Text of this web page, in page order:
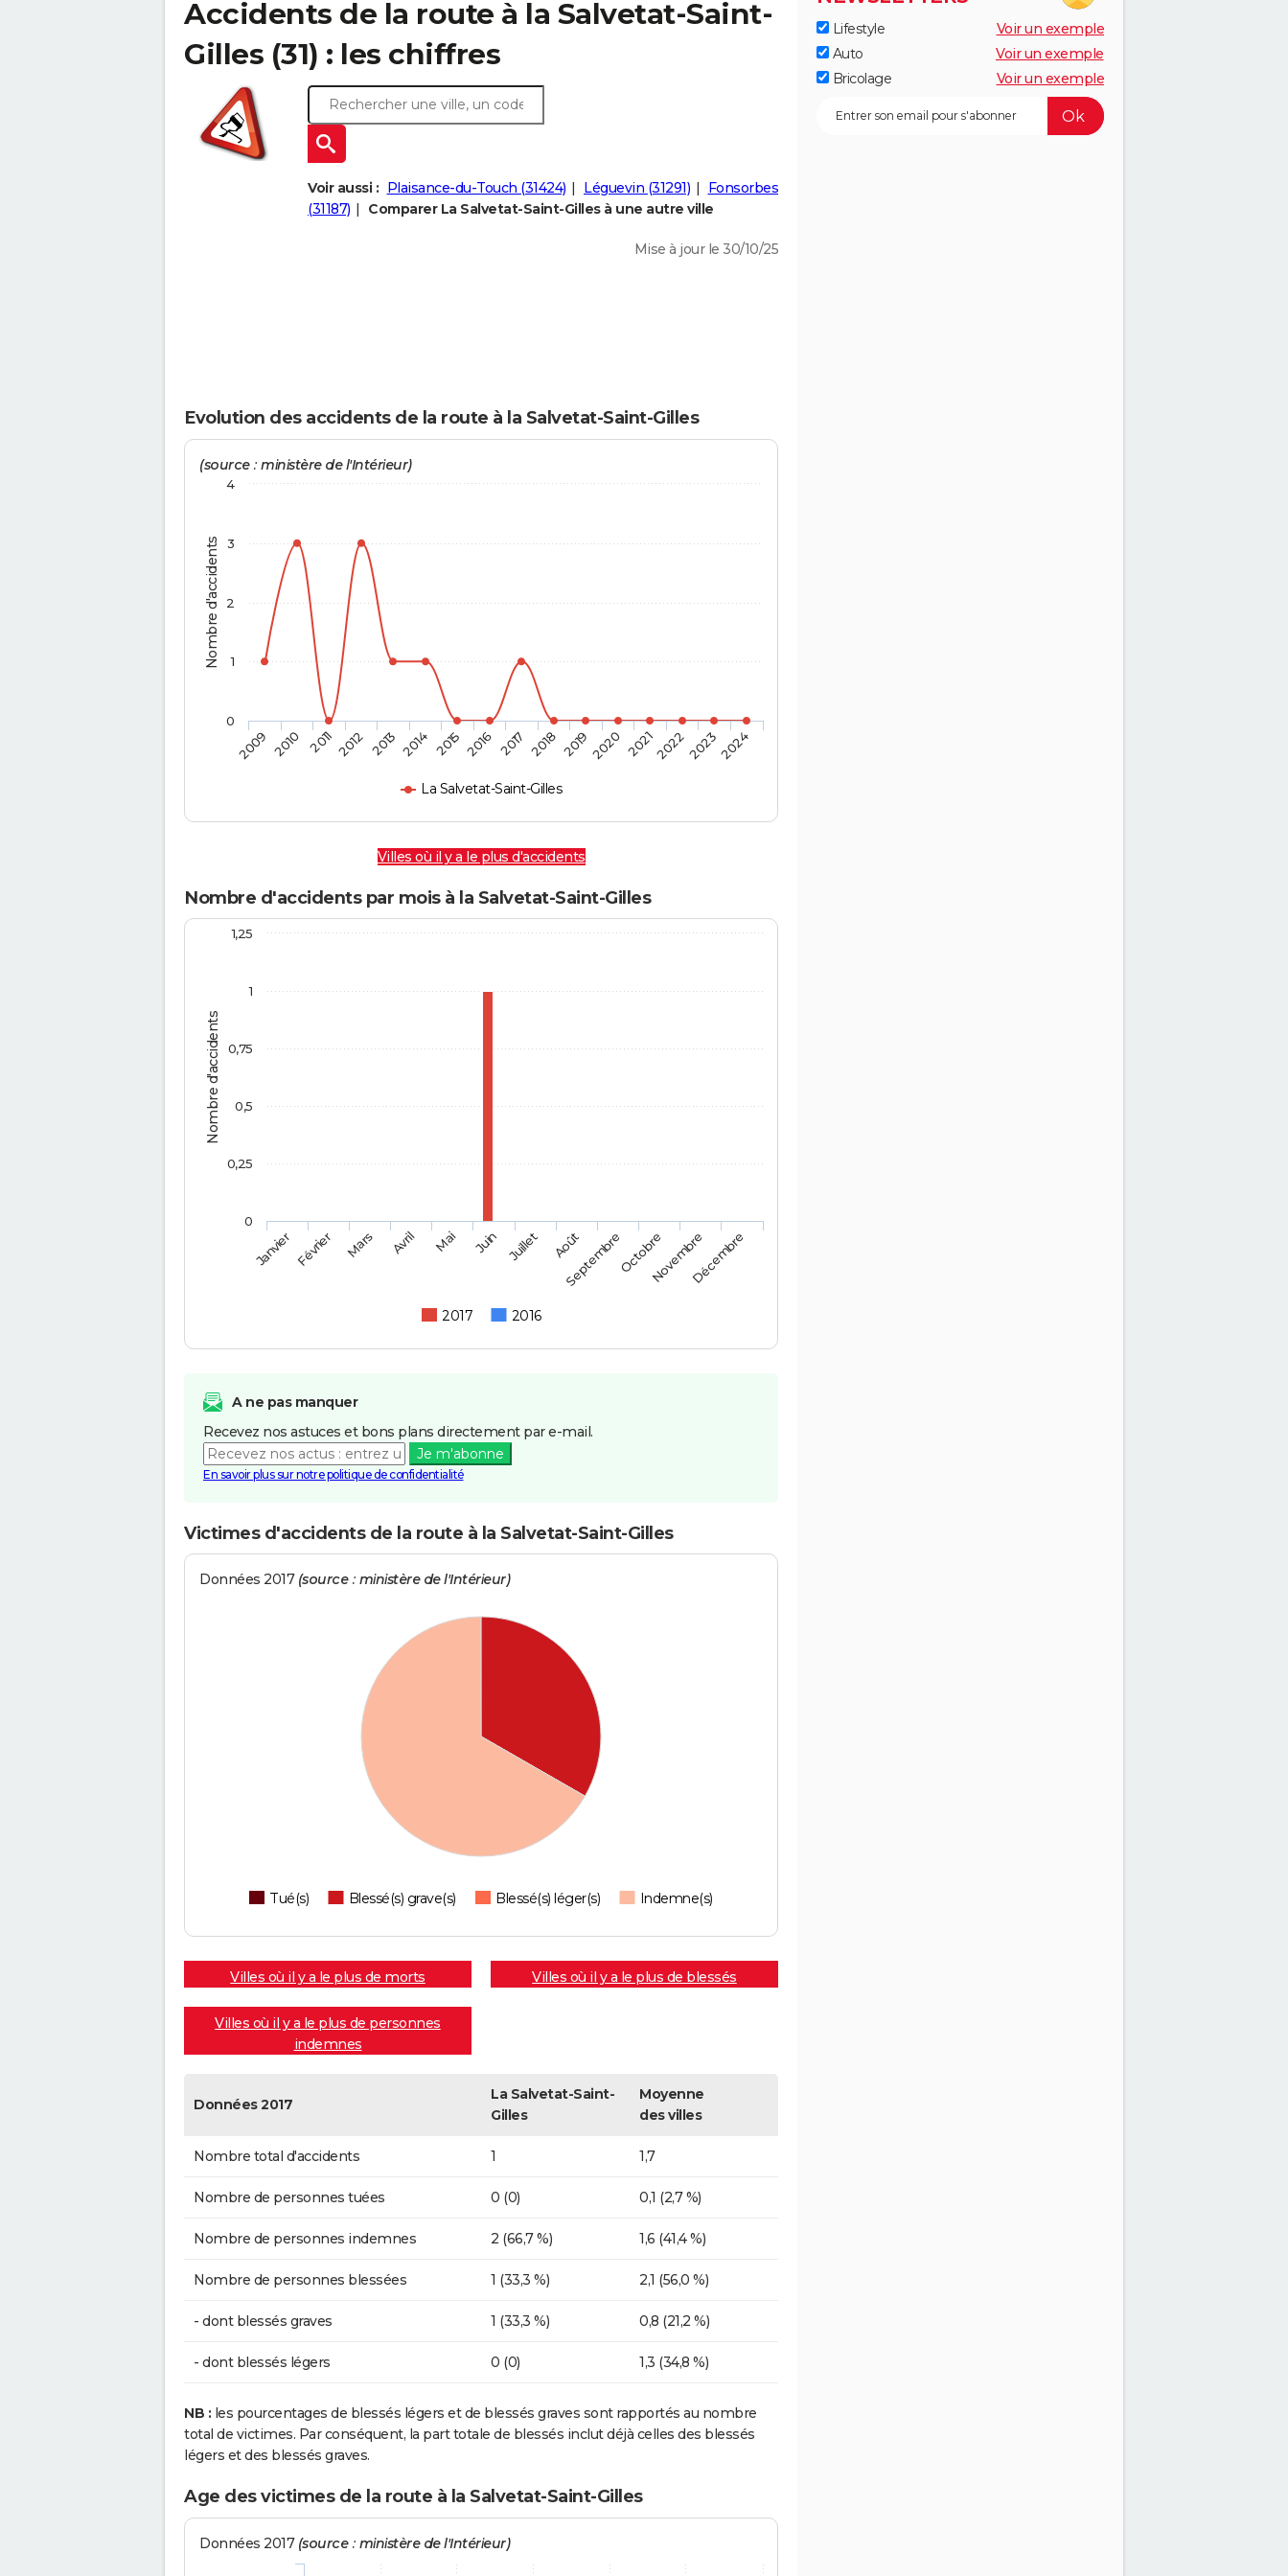
Accidents de la route à la Salvetat-Saint-
Gilles (31) : les chiffres
Voir aussi : Plaisance-du-Touch (31424) Léguevin (31291)
Fonsorbes
(31187)
Comparer La Salvetat-Saint-Gilles à une autre ville
Mise à jour le 30/10/25
Evolution des accidents de la route à la Salvetat-Saint-Gilles
Nombre d'accidents
(source : ministère de l'Intérieur)
La Salvetat-Saint-Gilles
2009 2010 2011 2012 2013 2014 2015 2016 2017 2018 20192020 2021202220232024
0
1
2
3
4
Villes où il y a le plus d'accidents
Nombre d'accidents par mois à la Salvetat-Saint-Gilles
Nombre d'accidents
2017 2016
JanvierFévrier Mars Avril Mai Juin Juillet Août
SeptembreOctobreNovembreDécembre
0
1
0,25
0,5
0,75
1,25
A ne pas manquer
Recevez nos astuces et bons plans directement par e-mail.
Je m'abonne
En savoir plus sur notre politique de confidentialité
Victimes d'accidents de la route à la Salvetat-Saint-Gilles
Données 2017 (source : ministère de l'Intérieur)
Tué(s) Blessé(s) grave(s) Blessé(s) léger(s) Indemne(s)
Villes où il y a le plus de morts Villes où il y a le plus de blessés
Villes où il y a le plus de personnes
indemnes
Données 2017
La Salvetat-Saint-
Gilles
Moyenne
des villes
Nombre total d'accidents 1 1,7
Nombre de personnes tuées 0 (0) 0,1 (2,7 %)
Nombre de personnes indemnes 2 (66,7 %) 1,6 (41,4 %)
Nombre de personnes blessées 1 (33,3 %) 2,1 (56,0 %)
- dont blessés graves 1 (33,3 %) 0,8 (21,2 %)
- dont blessés légers 0 (0) 1,3 (34,8 %)
NB : les pourcentages de blessés légers et de blessés graves sont rapportés au nombre
total de victimes. Par conséquent, la part totale de blessés inclut déjà celles des blessés
légers et des blessés graves.
Age des victimes de la route à la Salvetat-Saint-Gilles
Données 2017 (source : ministère de l'Intérieur)
Lifestyle
Voir un exemple
Auto
Voir un exemple
Bricolage
Voir un exemple